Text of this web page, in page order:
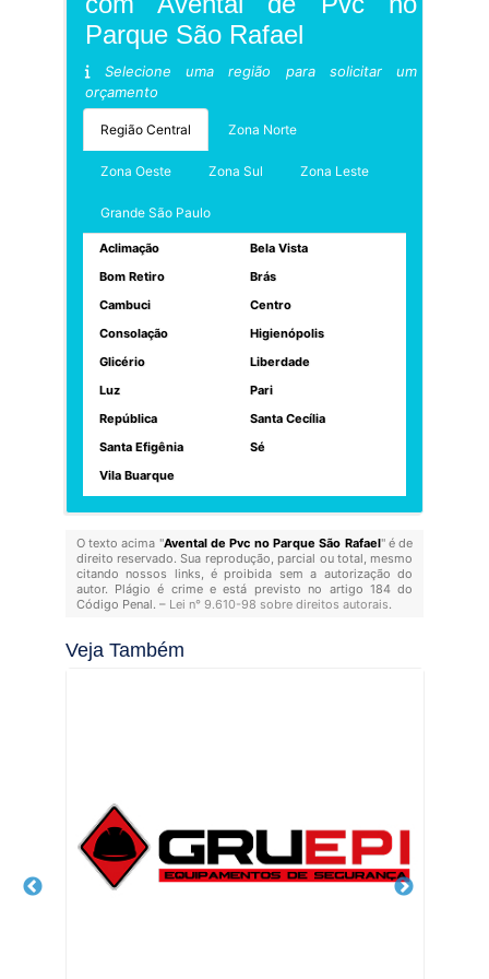
Parque São Rafael
Selecione uma região para solicitar um
orçamento
Região Central Zona Norte
Zona Oeste Zona Sul Zona Leste
Grande São Paulo
Aclimação
Bela Vista
Bom Retiro
Brás
Cambuci
Centro
Consolação
Higienópolis
Glicério
Liberdade
Luz
Pari
República
Santa Cecília
Santa Efigênia
Sé
Vila Buarque
O texto acima "Avental de Pvc no Parque São Rafael" é de
direito reservado. Sua reprodução, parcial ou total, mesmo
citando nossos links, é proibida sem a autorização do
autor. Plágio é crime e está previsto no artigo 184 do
Código Penal. – Lei n° 9.610-98 sobre direitos autorais.
Veja Também